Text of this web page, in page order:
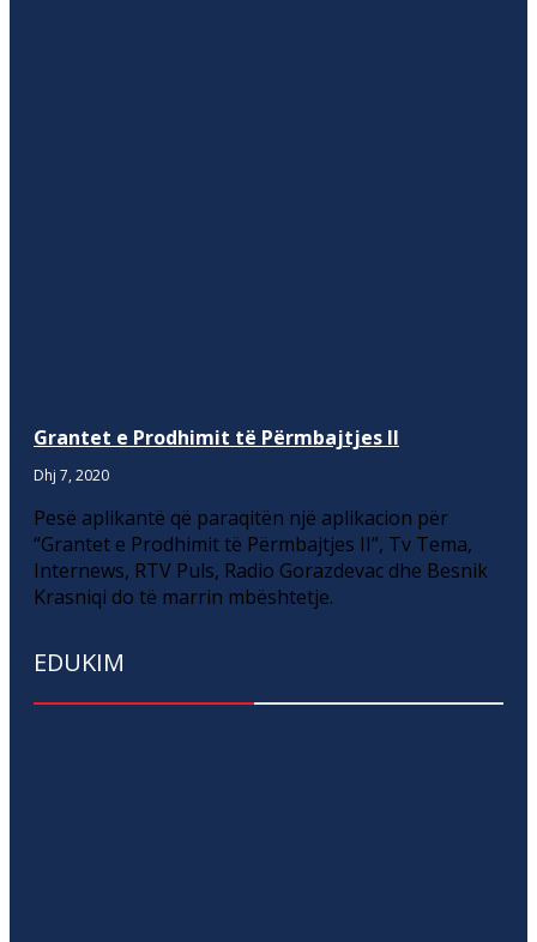
Grantet e Prodhimit të Përmbajtjes II
Dhj 7, 2020
Pesë aplikantë që paraqitën një aplikacion për
“Grantet e Prodhimit të Përmbajtjes II”, Tv Tema,
Internews, RTV Puls, Radio Gorazdevac dhe Besnik
Krasniqi do të marrin mbështetje.
EDUKIM